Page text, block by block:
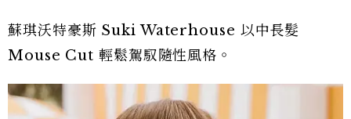
蘇琪沃特豪斯 Suki Waterhouse 以中長髮
Mouse Cut 輕鬆駕馭隨性風格。